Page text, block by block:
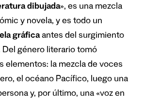
dibujada», es una mezcla
y novela, y es todo un
gráficaantes del surgimiento
género literario tomó
elementos: la mezcla de voces
el océano Pacífico, luego una
y, por último, una «voz en